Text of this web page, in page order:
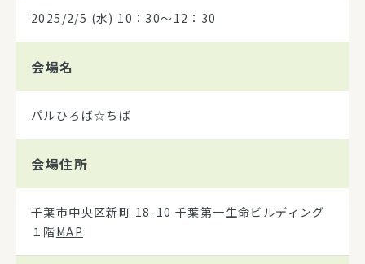
2025/2/5 (水) 10：30～12：30
会場名
パルひろば☆ちば
会場住所
千葉市中央区新町 18-10 千葉第一生命ビルディング
１階MAP